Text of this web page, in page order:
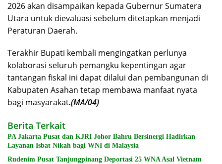
2026 akan disampaikan kepada Gubernur Sumatera
Utara untuk dievaluasi sebelum ditetapkan menjadi
Peraturan Daerah.
Terakhir Bupati kembali mengingatkan perlunya
kolaborasi seluruh pemangku kepentingan agar
tantangan fiskal ini dapat dilalui dan pembangunan di
Kabupaten Asahan tetap membawa manfaat nyata
bagi masyarakat.(MA/04)
Berita Terkait
PA Jakarta Pusat dan KJRI Johor Bahru Bersinergi Hadirkan
Layanan Isbat Nikah bagi WNI di Malaysia
Rudenim Pusat Tanjungpinang Deportasi 25 WNA Asal Vietnam